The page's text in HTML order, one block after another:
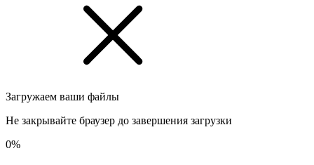
Загружаем ваши файлы
Не закрывайте браузер до завершения загрузки
0%